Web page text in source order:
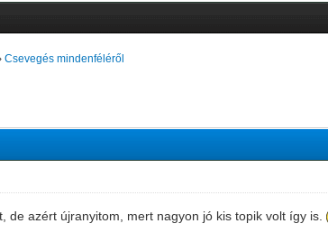
Csevegés mindenféléről
de azért újranyitom, mert nagyon jó kis topik volt így is.